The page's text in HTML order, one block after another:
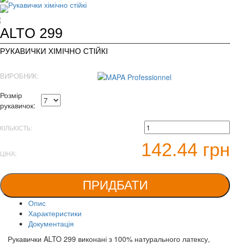
ALTO 299
РУКАВИЧКИ ХІМІЧНО СТІЙКІ
ВИРОБНИК:
Розмір
рукавичок:
КІЛЬКІСТЬ:
ЦІНА: 142.44 грн
ПРИДБАТИ
Опис
Характеристики
Документація
Рукавички ALTO 299 виконані з 100% натурального латексу,